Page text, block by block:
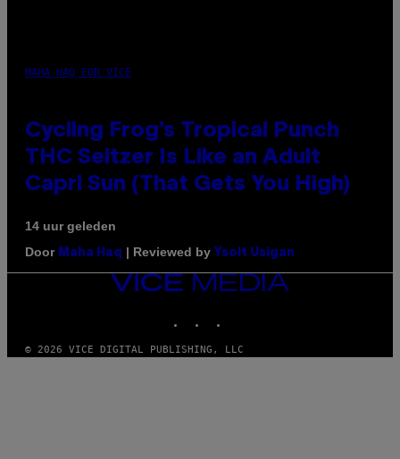
MAHA HAQ FOR VICE
Cycling Frog’s Tropical Punch
THC Seltzer Is Like an Adult
Capri Sun (That Gets You High)
14 uur geleden
Door Maha Haq | Reviewed by Ysolt Usigan
VICE
© 2026 VICE DIGITAL PUBLISHING, LLC